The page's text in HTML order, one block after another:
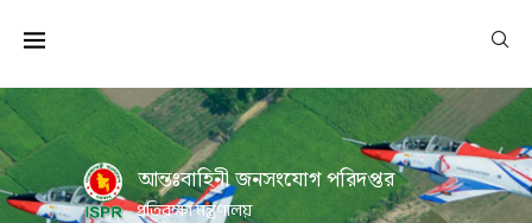
আন্তঃবাহিনী জনসংযোগ পরিদপ্তর
প্রতিরক্ষা মন্ত্রণালয়